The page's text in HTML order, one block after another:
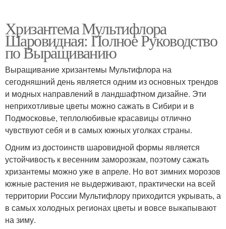
Хризантема Мультифлора
Шаровидная: Полное Руководство
по Выращиванию
Выращивание хризантемы Мультифлора на
сегодняшний день является одним из основных трендов
и модных направлений в ландшафтном дизайне. Эти
неприхотливые цветы можно сажать в Сибири и в
Подмосковье, теплолюбивые красавицы отлично
чувствуют себя и в самых южных уголках страны.
Одним из достоинств шаровидной формы является
устойчивость к весенним заморозкам, поэтому сажать
хризантемы можно уже в апреле. Но вот зимних морозов
южные растения не выдерживают, практически на всей
территории России Мультифлору приходится укрывать, а
в самых холодных регионах цветы и вовсе выкапывают
на зиму.